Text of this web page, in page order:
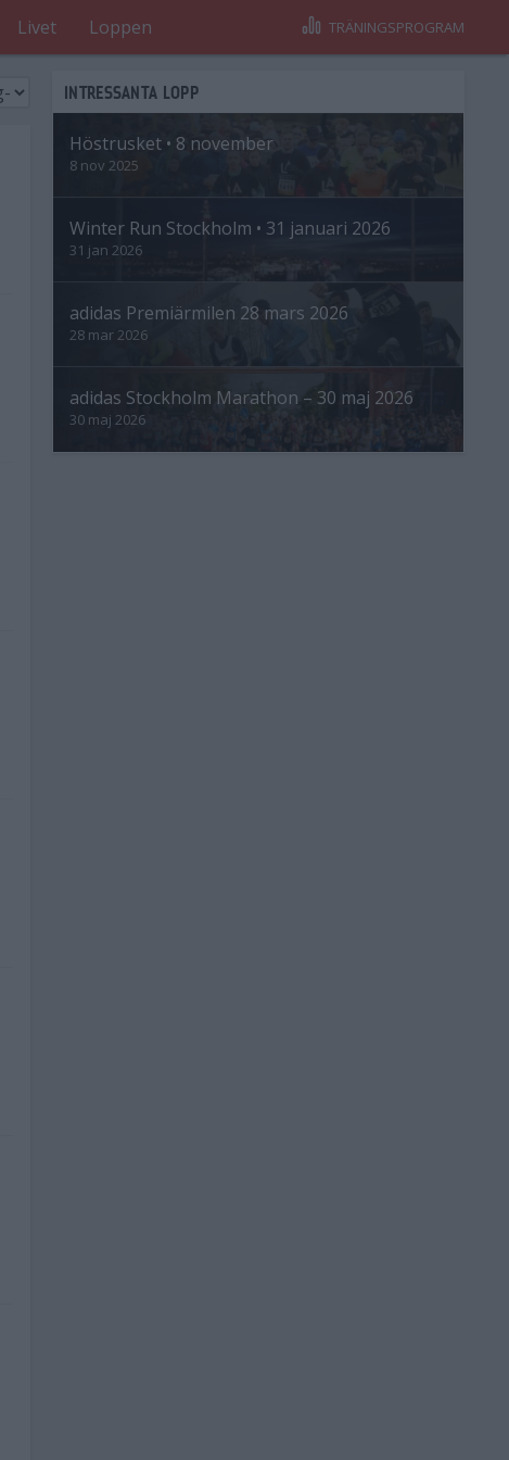
Livet Loppen TRÄNINGSPROGRAM
INTRESSANTA LOPP
Höstrusket • 8 november
8 nov 2025
Winter Run Stockholm • 31 januari 2026
31 jan 2026
adidas Premiärmilen 28 mars 2026
28 mar 2026
adidas Stockholm Marathon – 30 maj 2026
30 maj 2026